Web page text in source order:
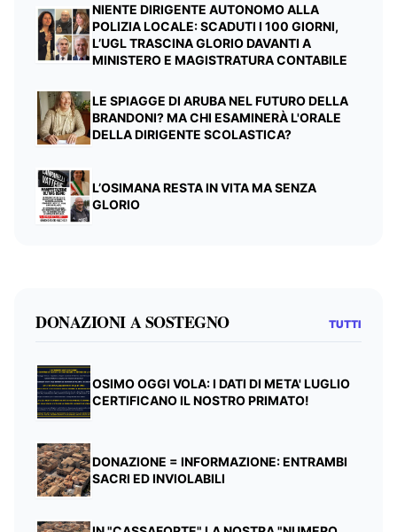
NIENTE DIRIGENTE AUTONOMO ALLA
POLIZIA LOCALE: SCADUTI I 100 GIORNI,
L’UGL TRASCINA GLORIO DAVANTI A
MINISTERO E MAGISTRATURA CONTABILE
LE SPIAGGE DI ARUBA NEL FUTURO DELLA
BRANDONI? MA CHI ESAMINERÀ L'ORALE
DELLA DIRIGENTE SCOLASTICA?
L’OSIMANA RESTA IN VITA MA SENZA
GLORIO
DONAZIONI A SOSTEGNO TUTTI
OSIMO OGGI VOLA: I DATI DI META' LUGLIO
CERTIFICANO IL NOSTRO PRIMATO!
DONAZIONE = INFORMAZIONE: ENTRAMBI
SACRI ED INVIOLABILI